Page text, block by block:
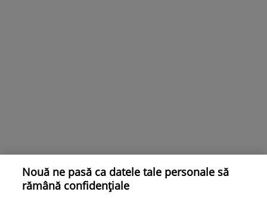
Nouă ne pasă ca datele tale personale să
rămână confidențiale